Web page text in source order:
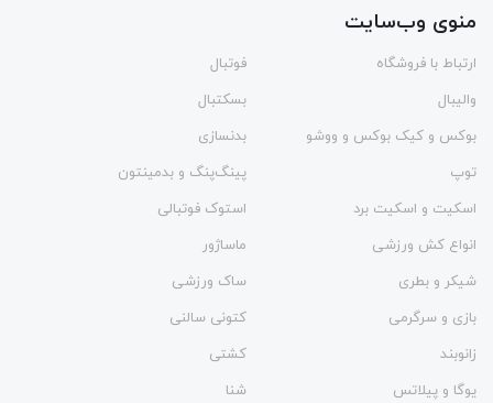
منوی وب‌سایت
ارتباط با فروشگاه
فوتبال
والیبال
بسکتبال
بوکس و کیک بوکس و ووشو
بدنسازی
توپ
پینگ‌پنگ و بدمينتون
اسکیت و اسکیت برد
استوک فوتبالی
انواع کش ورزشی
ماساژور
شیکر و بطری
ساک ورزشی
بازی و سرگرمی
کتونی سالنی
زانوبند
کشتی
یوگا و پیلاتس
شنا